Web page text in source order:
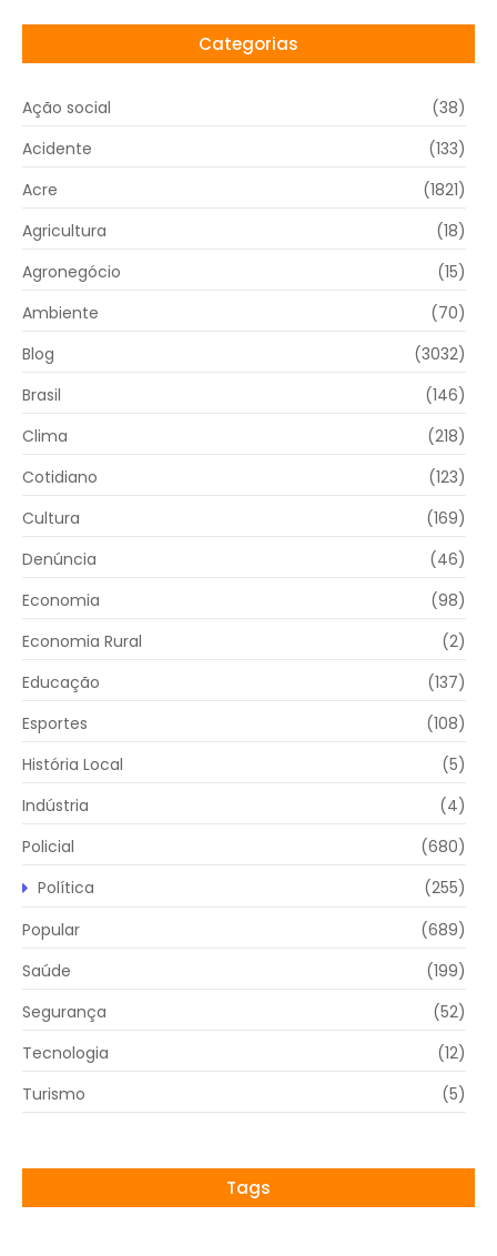
Categorias
Ação social
(38)
Acidente
(133)
Acre
(1821)
Agricultura
(18)
Agronegócio
(15)
Ambiente
(70)
Blog
(3032)
Brasil
(146)
Clima
(218)
Cotidiano
(123)
Cultura
(169)
Denúncia
(46)
Economia
(98)
Economia Rural
(2)
Educação
(137)
Esportes
(108)
História Local
(5)
Indústria
(4)
Policial
(680)
Política
(255)
Popular
(689)
Saúde
(199)
Segurança
(52)
Tecnologia
(12)
Turismo
(5)
Tags